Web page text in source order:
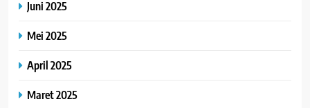
Juni 2025
Mei 2025
April 2025
Maret 2025